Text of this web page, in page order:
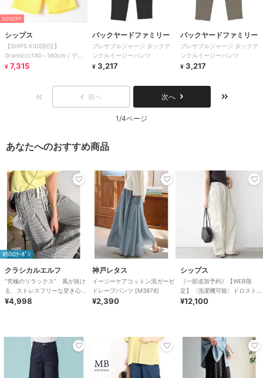
30%OFF
シップス
【SHIPS KIDS別注】
Gramicci:140～160cm / デュ
ラブルナイロン ショーツ
¥ 7,315
バックヤードファミリー
ブレサブルジャージ タックア
ンクルイージーパンツ
¥ 3,217
バックヤードファミリー
ブレサブルジャージ タックア
ンクルイージーパンツ
¥ 3,217
前へ 次へ
1/4ページ
あなたへのおすすめ商品
¥500ｸｰﾎﾟﾝ
クラシカルエルフ
”究極のリラックス” 風が抜け
る、ストレスフリーな穿き心
地。サッカー素材タックワイド
¥4,998
神戸レタス
イージーケアコットン混ガーゼ
ドレープパンツ [M3878]
¥2,390
シップス
《一部追加予約》【WEB限
定】〈洗濯機可能〉ドロスト
ベイカー パンツ
¥12,100